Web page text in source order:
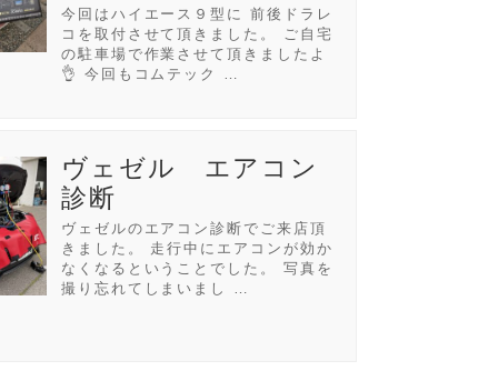
今回はハイエース９型に 前後ドラレ
コを取付させて頂きました。 ご自宅
の駐車場で作業させて頂きましたよ
👌 今回もコムテック …
ヴェゼル エアコン
診断
ヴェゼルのエアコン診断でご来店頂
きました。 走行中にエアコンが効か
なくなるということでした。 写真を
撮り忘れてしまいまし …